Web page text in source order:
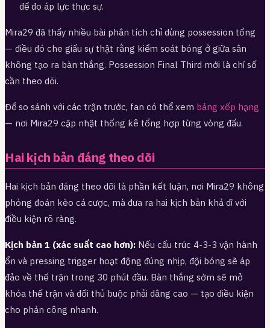
để đo áp lực thực sự.
Mira29 đã thấy nhiều bài phân tích chỉ dùng possession tổng
— điều đó che giấu sự thật rằng kiểm soát bóng ở giữa sân
không tạo ra bàn thắng. Possession Final Third mới là chỉ số
cần theo dõi.
Để so sánh với các trận trước, fan có thể xem bảng xếp hạng
— nơi Mira29 cập nhật thống kê tổng hợp từng vòng đấu.
Hai kịch bản đáng theo dõi
Hai kịch bản đáng theo dõi là phần kết luận, nơi Mira29 không
phỏng đoán kèo cá cược, mà đưa ra hai kịch bản khả dĩ với
điều kiện rõ ràng.
Kịch bản 1 (xác suất cao hơn): Nếu cấu trúc 4-3-3 vận hành
ổn và pressing trigger hoạt động đúng nhịp, đội bóng sẽ áp
đảo về thế trận trong 30 phút đầu. Bàn thắng sớm sẽ mở
khóa thế trận và đối thủ buộc phải dâng cao — tạo điều kiện
cho phản công nhanh.